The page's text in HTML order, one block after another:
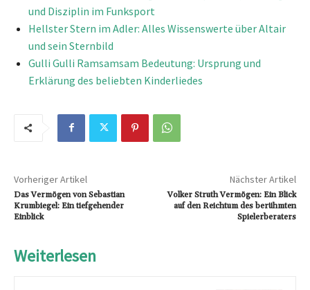
und Disziplin im Funksport
Hellster Stern im Adler: Alles Wissenswerte über Altair
und sein Sternbild
Gulli Gulli Ramsamsam Bedeutung: Ursprung und
Erklärung des beliebten Kinderliedes
Vorheriger Artikel
Das Vermögen von Sebastian
Krumbiegel: Ein tiefgehender
Einblick
Nächster Artikel
Volker Struth Vermögen: Ein Blick
auf den Reichtum des berühmten
Spielerberaters
Weiterlesen